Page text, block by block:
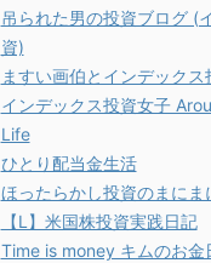
吊られた男の投資ブログ (
資)
ますい画伯とインデックス
インデックス投資女子
Life
ひとり配当金生活
ほったらかし投資のまにま
【L】米国株投資実践日記
Time is money キムのお金